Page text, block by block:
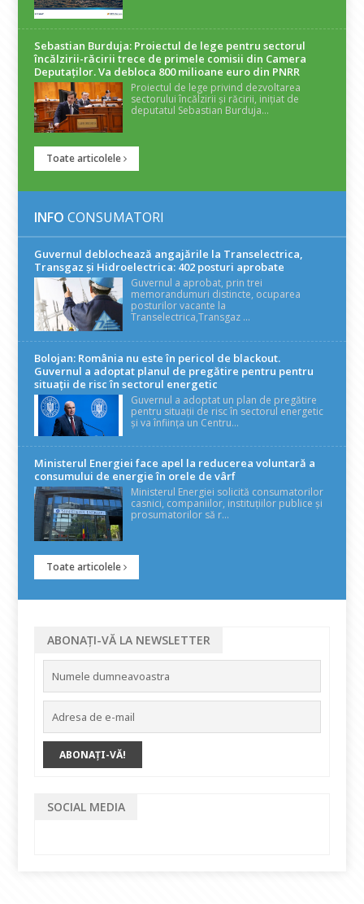
Sebastian Burduja: Proiectul de lege pentru sectorul
încălzirii-răcirii trece de primele comisii din Camera
Deputaților. Va debloca 800 milioane euro din PNRR
Proiectul de lege privind dezvoltarea
sectorului încălzirii și răcirii, inițiat de
deputatul Sebastian Burduja...
Toate articolele
INFO CONSUMATORI
Guvernul deblochează angajările la Transelectrica,
Transgaz și Hidroelectrica: 402 posturi aprobate
Guvernul a aprobat, prin trei
memorandumuri distincte, ocuparea
posturilor vacante la
Transelectrica,Transgaz ...
Bolojan: România nu este în pericol de blackout.
Guvernul a adoptat planul de pregătire pentru pentru
situații de risc în sectorul energetic
Guvernul a adoptat un plan de pregătire
pentru situații de risc în sectorul energetic
și va înființa un Centru...
Ministerul Energiei face apel la reducerea voluntară a
consumului de energie în orele de vârf
Ministerul Energiei solicită consumatorilor
casnici, companiilor, instituțiilor publice și
prosumatorilor să r...
Toate articolele
ABONAȚI-VĂ LA NEWSLETTER
SOCIAL MEDIA